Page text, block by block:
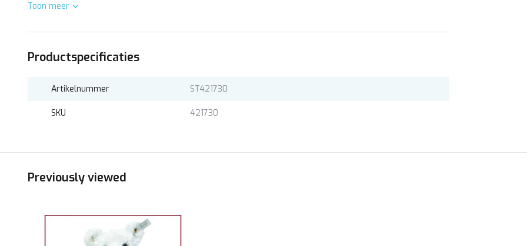
Toon meer
Productspecificaties
Artikelnummer ST421730
SKU 421730
Previously viewed